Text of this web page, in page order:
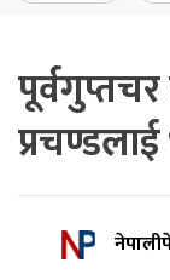
पूर्वगुप्तचर